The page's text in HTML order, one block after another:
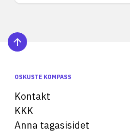
OSKUSTE KOMPASS
Kontakt
KKK
Anna tagasisidet